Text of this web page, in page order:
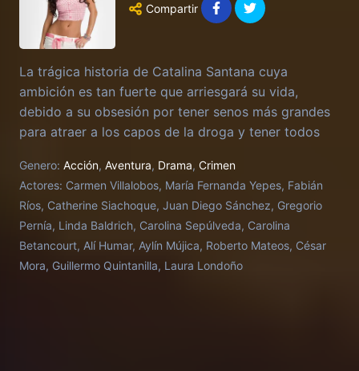
Compartir
La trágica historia de Catalina Santana cuya
ambición es tan fuerte que arriesgará su vida,
debido a su obsesión por tener senos más grandes
para atraer a los capos de la droga y tener todos
Genero: Acción, Aventura, Drama, Crimen
Actores: Carmen Villalobos, María Fernanda Yepes, Fabián
Ríos, Catherine Siachoque, Juan Diego Sánchez, Gregorio
Pernía, Linda Baldrich, Carolina Sepúlveda, Carolina
Betancourt, Alí Humar, Aylín Mújica, Roberto Mateos, César
Mora, Guillermo Quintanilla, Laura Londoño